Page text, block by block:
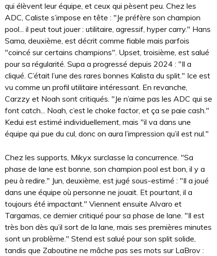
qui élèvent leur équipe, et ceux qui pèsent peu. Chez les
ADC, Caliste s’impose en tête : "Je préfère son champion
pool... il peut tout jouer : utilitaire, agressif, hyper carry." Hans
Sama, deuxième, est décrit comme fiable mais parfois
"coincé sur certains champions". Upset, troisième, est salué
pour sa régularité. Supa a progressé depuis 2024 : "Il a
cliqué. C’était l’une des rares bonnes Kalista du split." Ice est
vu comme un profil utilitaire intéressant. En revanche,
Carzzy et Noah sont critiqués. "Je n’aime pas les ADC qui se
font catch... Noah, c’est le choke factor, et ça se paie cash."
Kedui est estimé individuellement, mais "il va dans une
équipe qui pue du cul, donc on aura l’impression qu’il est nul."
Chez les supports, Mikyx surclasse la concurrence. "Sa
phase de lane est bonne, son champion pool est bon, il y a
peu à redire." Jun, deuxième, est jugé sous-estimé : "Il a joué
dans une équipe où personne ne jouait. Et pourtant, il a
toujours été impactant." Viennent ensuite Alvaro et
Targamas, ce dernier critiqué pour sa phase de lane. "Il est
très bon dès qu’il sort de la lane, mais ses premières minutes
sont un problème." Stend est salué pour son split solide,
tandis que Zaboutine ne mâche pas ses mots sur LaBrov :